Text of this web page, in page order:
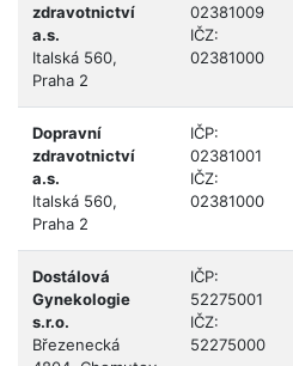
zdravotnictví
a.s.
Italská 560,
Praha 2
02381009
IČZ:
02381000
Dopravní
zdravotnictví
a.s.
Italská 560,
Praha 2
IČP:
02381001
IČZ:
02381000
Dostálová
Gynekologie
s.r.o.
Březenecká
IČP:
52275001
IČZ:
52275000